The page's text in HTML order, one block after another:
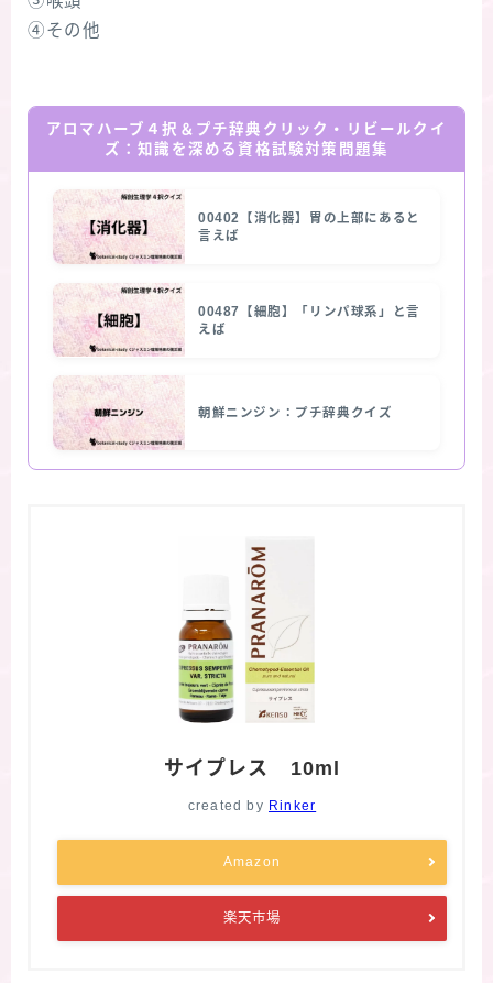
④その他
アロマハーブ４択＆プチ辞典クリック・リビールクイ
ズ：知識を深める資格試験対策問題集
00402【消化器】胃の上部にあると
言えば
00487【細胞】「リンパ球系」と言
えば
朝鮮ニンジン：プチ辞典クイズ
サイプレス 10ml
created by Rinker
Amazon
楽天市場